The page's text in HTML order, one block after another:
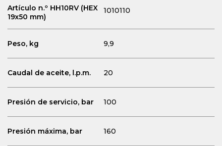
Artículo n.º HH10RV (HEX
19x50 mm)
1010110
Peso, kg 9,9
Caudal de aceite, l.p.m. 20
Presión de servicio, bar 100
Presión máxima, bar 160